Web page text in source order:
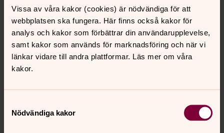
Vissa av våra kakor (cookies) är nödvändiga för att
webbplatsen ska fungera. Här finns också kakor för
analys och kakor som förbättrar din användarupplevelse,
samt kakor som används för marknadsföring och när vi
länkar vidare till andra plattformar. Läs mer om våra
kakor.
Nödvändiga kakor
kan även skriva ut dokumentet och fylla i uppgifterna för
hand. Färdiga häften finns att få hos
Kyrkogårdsförvaltningen.
Mina önskmål (pdf)
De som inte tillhör Svenska kyrkan har inte rösträtt till de
kyrkliga valen och kan därmed inte direkt påverka
kyrkliga beslut, t ex planering av nya